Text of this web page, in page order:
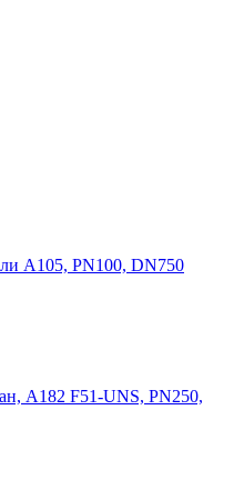
A105, PN100, DN750
A182 F51-UNS, PN250,